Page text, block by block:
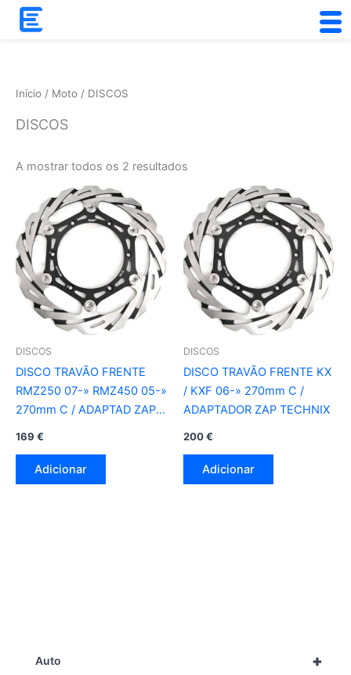
Skip
+
Auto
Início / Moto / DISCOS
DISCOS
A mostrar todos os 2 resultados
DISCOS
DISCO TRAVÃO FRENTE
RMZ250 07-» RMZ450 05-»
270mm C / ADAPTAD ZAP
169 €
Adicionar
DISCOS
DISCO TRAVÃO FRENTE KX
/ KXF 06-» 270mm C /
ADAPTADOR ZAP TECHNIX
200€
Adicionar